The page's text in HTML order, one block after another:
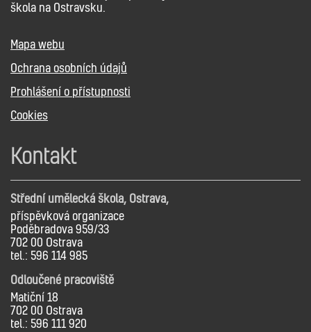
škola na Ostravsku.
Mapa webu
Ochrana osobních údajů
Prohlášení o přístupnosti
Cookies
Kontakt
Střední umělecká škola, Ostrava,
příspěvková organizace
Poděbradova 959/33
702 00 Ostrava
tel.: 596 114 985
Odloučené pracoviště
Matiční 18
702 00 Ostrava
tel.: 596 111 920